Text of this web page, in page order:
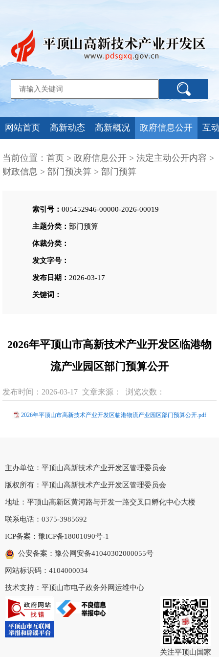
网站首页 高新动态 高新概况 政府信息公开 互
当前位置： 首页 > 政府信息公开 > 法定主动公开内容 >
财政信息 > 部门预决算 > 部门预算
索引号： 005452946-00000-2026-00019
主题分类： 部门预算
体裁分类：
发文字号：
发布日期： 2026-03-17
关键词：
2026年平顶山市高新技术产业开发区临港物
流产业园区部门预算公开
发布时间：2026-03-17 文章来源： 浏览次数：
2026年平顶山市高新技术产业开发区临港物流产业园区部门预算公开.pdf
主办单位：平顶山高新技术产业开发区管理委员会
版权所有：平顶山高新技术产业开发区管理委员会
地址：平顶山高新区黄河路与开发一路交叉口孵化中心大楼
联系电话：0375-3985692
ICP备案： 豫ICP备18001090号-1
公安备案：豫公网安备41040302000055号
网站标识码：4104000034
技术支持：平顶山市电子政务外网运维中心
关注平顶山国家